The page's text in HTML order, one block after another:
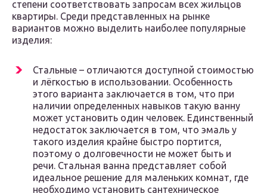
степени соответствовать запросам всех жильцов
квартиры. Среди представленных на рынке
вариантов можно выделить наиболее популярные
изделия:
Стальные – отличаются доступной стоимостью
и лёгкостью в использовании. Особенность
этого варианта заключается в том, что при
наличии определенных навыков такую ванну
может установить один человек. Единственный
недостаток заключается в том, что эмаль у
такого изделия крайне быстро портится,
поэтому о долговечности не может быть и
речи. Стальная ванна представляет собой
идеальное решение для маленьких комнат, где
необходимо установить сантехническое